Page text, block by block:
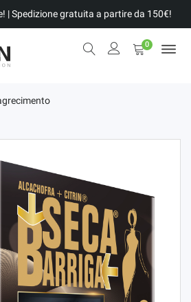
| Spedizione gratuita a partire da 150€!
0